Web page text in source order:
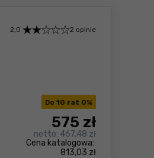
2,0 2 opinie
Do 10 rat 0%
Cena katalogowa:
813,03 zł
575 zł
netto: 467,48 zł